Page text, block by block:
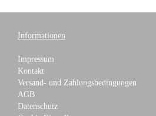
Informationen
Impressum
Kontakt
Versand- und Zahlungsbedingungen
AGB
Datenschutz